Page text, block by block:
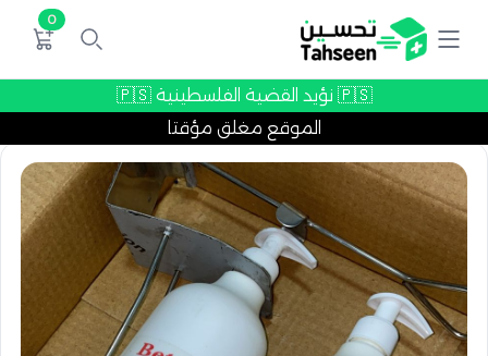
0
🇵🇸 نؤيد القضية الفلسطينية 🇵🇸
الموقع مغلق مؤقتا